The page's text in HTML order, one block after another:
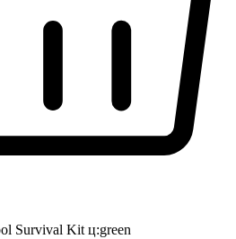
Survival Kit ц:green